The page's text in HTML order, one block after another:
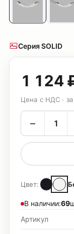
Серия SOLID
1 124
Цена с НДС ·
–
Цвет:
В наличии:69
Артикул